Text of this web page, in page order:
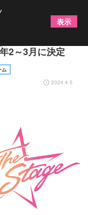
プリキュ
2～3月に決定
ム
2024.4.5
表示